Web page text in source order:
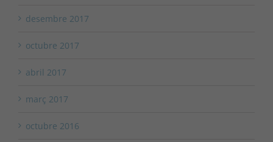
desembre 2017
octubre 2017
abril 2017
març 2017
octubre 2016